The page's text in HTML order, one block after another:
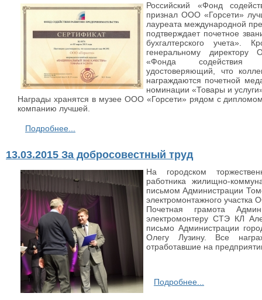
Российский «Фонд
признал ООО «Горсети»
лауреата международной
подтверждает почетное
бухгалтерского учета».
генеральному директору
«Фонда содействия
удостоверяющий, что
награждаются почетной
номинации «Товары и
Награды хранятся в музее ООО «Горсети» рядом с
компанию лучшей.
Подробнее...
13.03.2015 За добросовестный труд
На городском
работника жилищно-
письмом Администрации
электромонтажного
Почетная грамота
электромонтеру СТЭ КЛ
письмо Администрации
Олегу Лузину. Все
отработавшие на
Подробнее...